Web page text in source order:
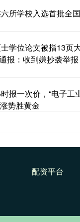
所学校入选首批全
学位论文被指13页
报：收到嫌抄袭举
报一次价，“电子工
势胜黄金
配资平台